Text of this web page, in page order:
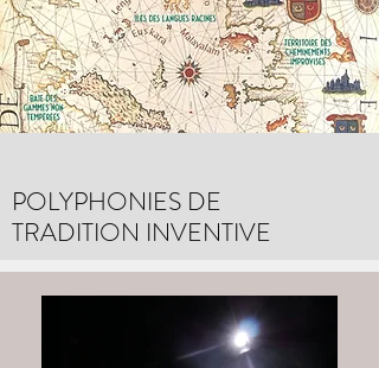
POLYPHONIES DE
TRADITION INVENTIVE